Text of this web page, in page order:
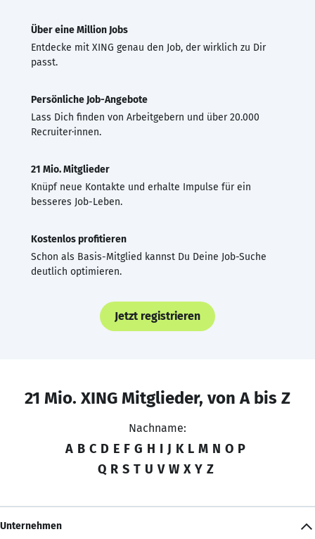
Über eine Million Jobs
Entdecke mit XING genau den Job, der wirklich zu Dir
passt.
Persönliche Job-Angebote
Lass Dich finden von Arbeitgebern und über 20.000
Recruiter·innen.
21 Mio. Mitglieder
Knüpf neue Kontakte und erhalte Impulse für ein
besseres Job-Leben.
Kostenlos profitieren
Schon als Basis-Mitglied kannst Du Deine Job-Suche
deutlich optimieren.
Jetzt registrieren
21 Mio. XING Mitglieder, von A bis Z
Nachname:
A B C D E F G H I J K L M N O P
Q R S T U V W X Y Z
Unternehmen